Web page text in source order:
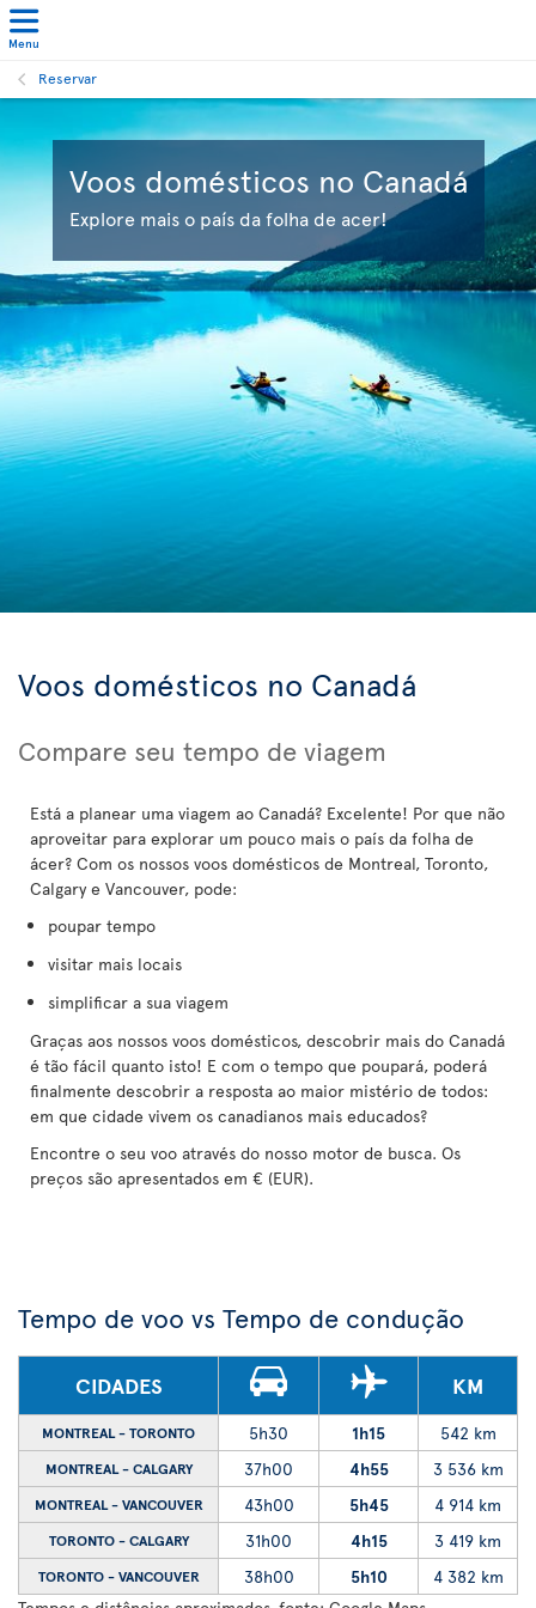
Menu
Reservar
Voos domésticos no Canadá
Explore mais o país da folha de acer!
Voos domésticos no Canadá
Compare seu tempo de viagem
Está a planear uma viagem ao Canadá? Excelente! Por que não
aproveitar para explorar um pouco mais o país da folha de
ácer? Com os nossos voos domésticos de Montreal, Toronto,
Calgary e Vancouver, pode:
poupar tempo
visitar mais locais
simplificar a sua viagem
Graças aos nossos voos domésticos, descobrir mais do Canadá
é tão fácil quanto isto! E com o tempo que poupará, poderá
finalmente descobrir a resposta ao maior mistério de todos:
em que cidade vivem os canadianos mais educados?
Encontre o seu voo através do nosso motor de busca. Os
preços são apresentados em € (EUR).
Tempo de voo vs Tempo de condução
CIDADES KM
MONTREAL - TORONTO 5h30 1h15 542 km
MONTREAL - CALGARY 37h00 4h55 3 536 km
MONTREAL - VANCOUVER 43h00 5h45 4 914 km
TORONTO - CALGARY 31h00 4h15 3 419 km
TORONTO - VANCOUVER 38h00 5h10
4 382 km